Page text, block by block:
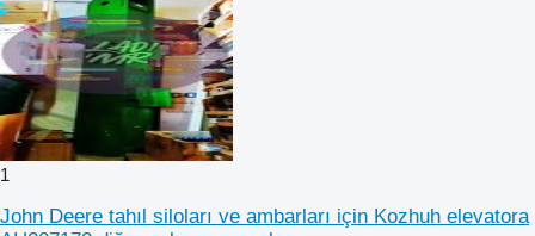
1
John Deere tahıl siloları ve ambarları için Kozhuh elevatora